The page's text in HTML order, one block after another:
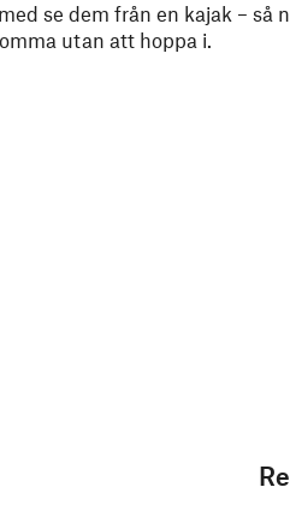
se dem från en kajak – så
utan att hoppa i.